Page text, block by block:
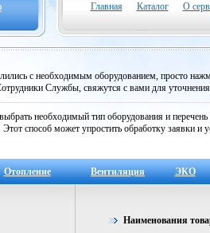
Главная Каталог О
с необходимым оборудованием, просто
Службы, свяжутся с вами для
необходимый тип оборудования и
способ может упростить обработку заявки и
Отопление Вентиляция ЭКО
Наименования